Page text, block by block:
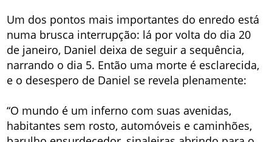
Um dos pontos mais importantes do enredo está
numa brusca interrupção: lá por volta do dia 20
de janeiro, Daniel deixa de seguir a sequência,
narrando o dia 5. Então uma morte é esclarecida,
e o desespero de Daniel se revela plenamente:
“O mundo é um inferno com suas avenidas,
habitantes sem rosto, automóveis e caminhões,